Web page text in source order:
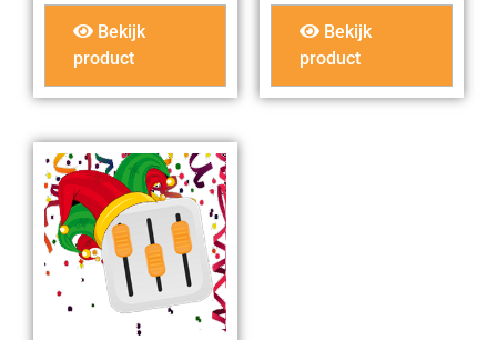
Bekijk
product
Bekijk
product